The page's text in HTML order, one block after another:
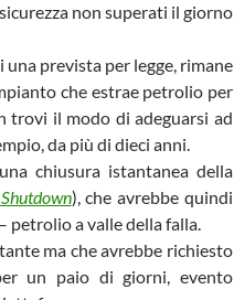
non superati il giorno
una prevista per legge, rimane
che estrae petrolio per
trovi il modo di adeguarsi ad
da più di dieci anni.
chiusura istantanea della
), che avrebbe quindi
petrolio a valle della falla.
ma che avrebbe richiesto
un paio di giorni, evento